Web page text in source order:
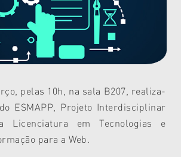
pelas 10h, na sala B207, realiza-
ESMAPP, Projeto Interdisciplinar
Licenciatura em Tecnologias e
para a Web.